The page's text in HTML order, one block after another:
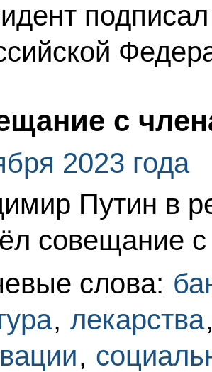
с
2023 года
Путин в
совещание
слова:
, лекарства
,